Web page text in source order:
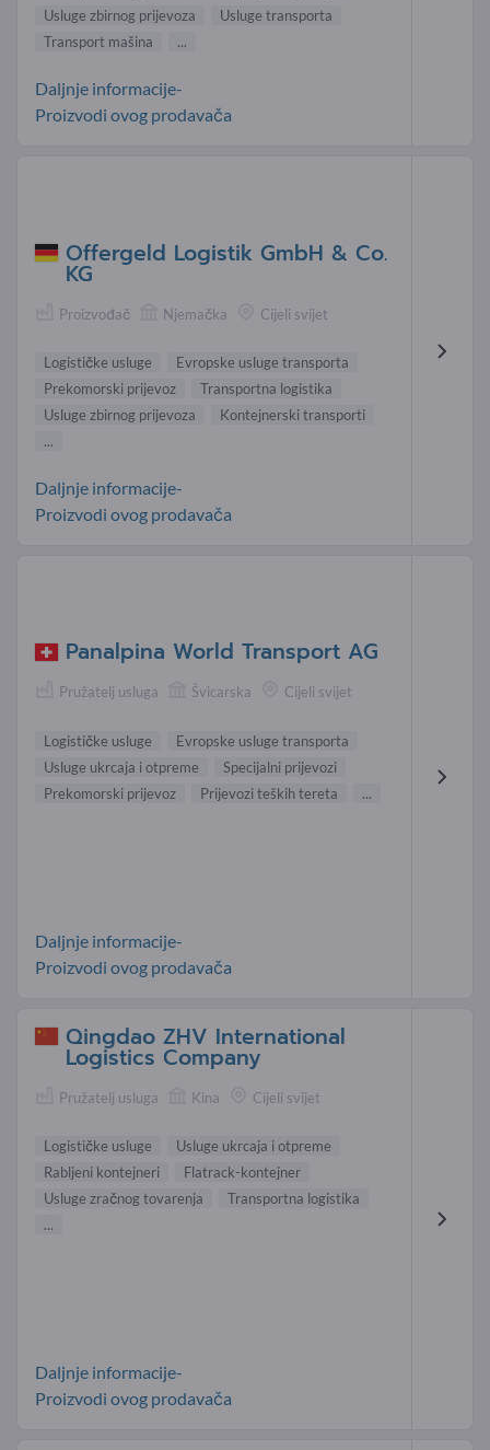
Usluge zbirnog prijevoza
Usluge transporta
Transport mašina
...
Daljnje informacije-
Proizvodi ovog prodavača
Offergeld Logistik GmbH & Co.
KG
Proizvođač Njemačka Cijeli svijet
Logističke usluge
Evropske usluge transporta
Prekomorski prijevoz
Transportna logistika
Usluge zbirnog prijevoza
Kontejnerski transporti
...
Daljnje informacije-
Proizvodi ovog prodavača
Panalpina World Transport AG
Pružatelj usluga Švicarska Cijeli svijet
Logističke usluge
Evropske usluge transporta
Usluge ukrcaja i otpreme
Specijalni prijevozi
Prekomorski prijevoz
Prijevozi teških tereta ...
Daljnje informacije-
Proizvodi ovog prodavača
Qingdao ZHV International
Logistics Company
Pružatelj usluga Kina Cijeli svijet
Logističke usluge
Usluge ukrcaja i otpreme
Rabljeni kontejneri
Flatrack-kontejner
Usluge zračnog tovarenja
Transportna logistika
...
Daljnje informacije-
Proizvodi ovog prodavača